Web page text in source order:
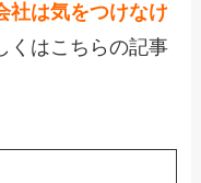
社は気をつけなけ
くはこちらの記事